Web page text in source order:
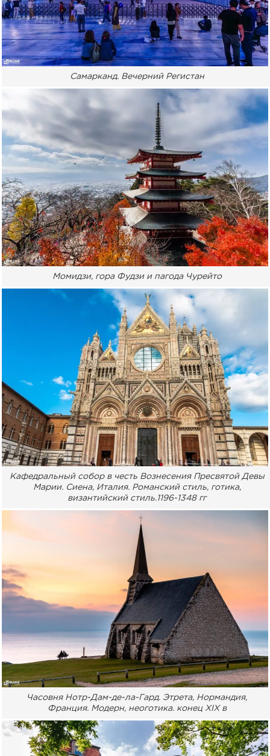
Самарканд. Вечерний Регистан
Момидзи, гора Фудзи и пагода Чурейто
Кафедральный собор в честь Вознесения Пресвятой Девы
Марии. Сиена, Италия. Романский стиль, готика,
византийский стиль.1196-1348 гг
Часовня Нотр-Дам-де-ла-Гард. Этрета, Нормандия,
Франция. Модерн, неоготика. конец XIX в